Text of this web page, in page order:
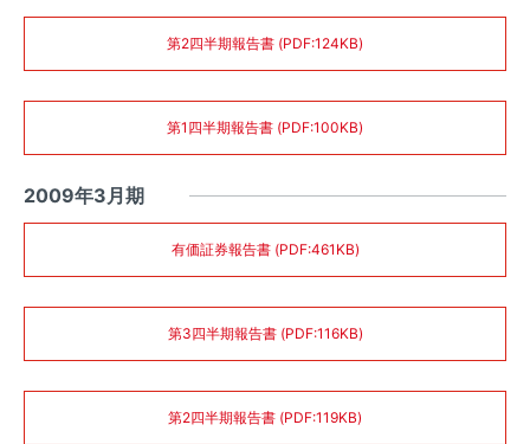
第2四半期報告書 (PDF:124KB)
第1四半期報告書 (PDF:100KB)
2009年3月期
有価証券報告書 (PDF:461KB)
第3四半期報告書 (PDF:116KB)
第2四半期報告書 (PDF:119KB)